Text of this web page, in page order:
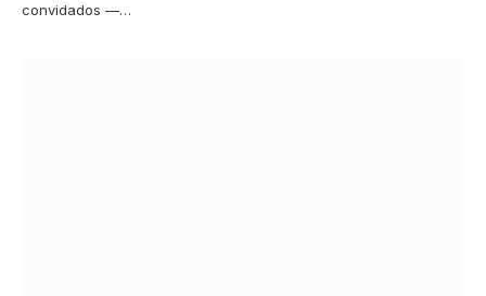
convidados —…